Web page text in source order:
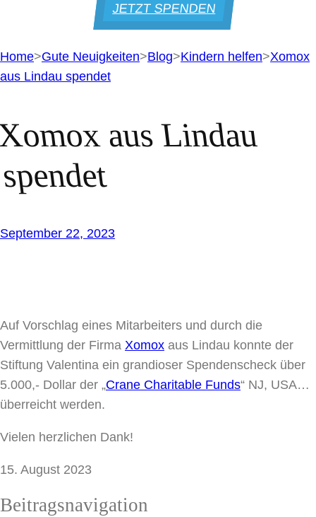
JETZT SPENDEN
Home>Gute Neuigkeiten>Blog>Kindern helfen>Xomox
aus Lindau spendet
aus Lindau
spendet
September 22, 2023
Auf Vorschlag eines Mitarbeiters und durch die
Vermittlung der Firma Xomox aus Lindau konnte der
Stiftung Valentina ein grandioser Spendenscheck über
5.000,- Dollar der „Crane Charitable Funds“ NJ, USA…
überreicht werden.
Vielen herzlichen Dank!
15. August 2023
Beitragsnavigation